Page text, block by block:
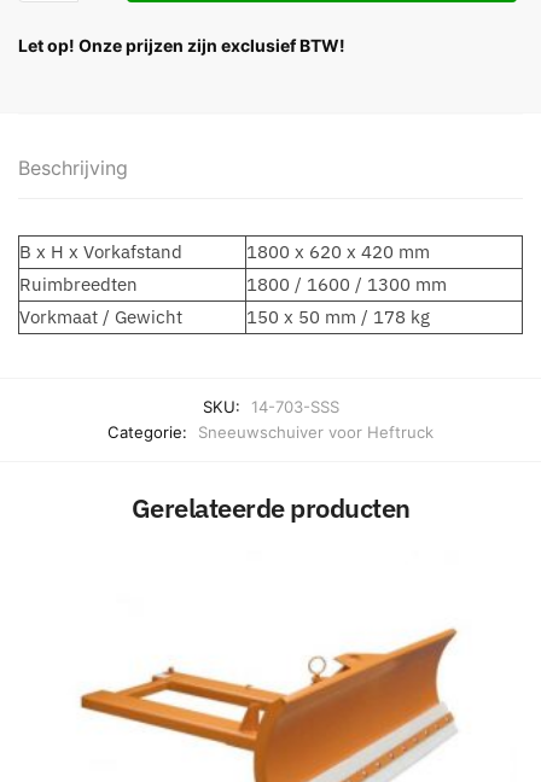
Let op! Onze prijzen zijn exclusief BTW!
Beschrijving
B x H x Vorkafstand
1800 x 620 x 420 mm
Ruimbreedten
1800 / 1600 / 1300 mm
Vorkmaat / Gewicht
150 x 50 mm / 178 kg
SKU:
14-703-SSS
Categorie:
Sneeuwschuiver voor Heftruck
Gerelateerde producten